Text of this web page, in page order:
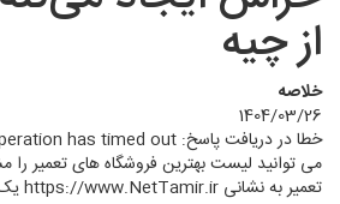
از چیه
خلاصه
1404/03/26
می توانید لیست بهترین فروشگاه های تعمیر را
تعمیر به نشانی https://www.NetTamir.ir یک سایت